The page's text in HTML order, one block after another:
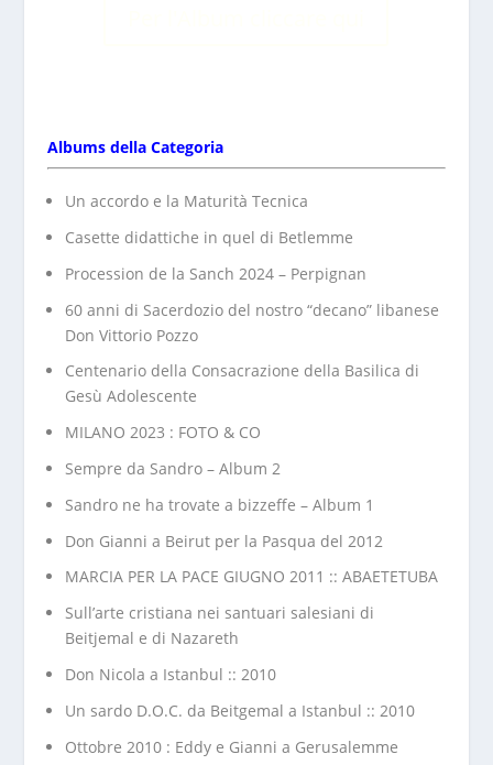
Albums della Categoria
Un accordo e la Maturità Tecnica
Casette didattiche in quel di Betlemme
Procession de la Sanch 2024 – Perpignan
60 anni di Sacerdozio del nostro “decano” libanese
Don Vittorio Pozzo
Centenario della Consacrazione della Basilica di
Gesù Adolescente
MILANO 2023 : FOTO & CO
Sempre da Sandro – Album 2
Sandro ne ha trovate a bizzeffe – Album 1
Don Gianni a Beirut per la Pasqua del 2012
MARCIA PER LA PACE GIUGNO 2011 :: ABAETETUBA
Sull’arte cristiana nei santuari salesiani di
Beitjemal e di Nazareth
Don Nicola a Istanbul :: 2010
Un sardo D.O.C. da Beitgemal a Istanbul :: 2010
Ottobre 2010 : Eddy e Gianni a Gerusalemme